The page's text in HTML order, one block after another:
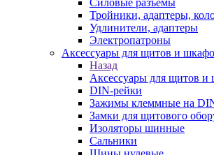
Силовые разъемы
Тройники, адаптеры,
Удлинители, адаптеры
Электропатроны
Аксессуары для щитов и
Назад
Аксессуары для щитов и
DIN-рейки
Зажимы клеммные на
Замки для щитового
Изоляторы шинные
Сальники